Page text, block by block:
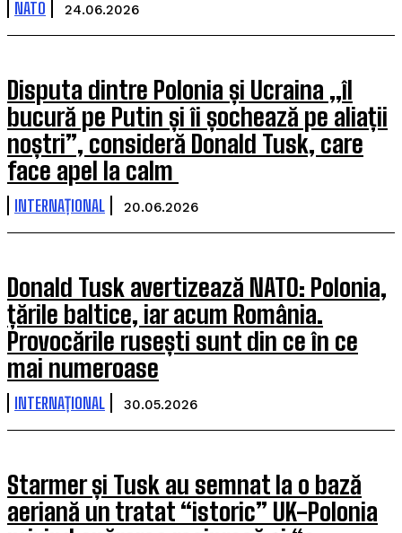
NATO 24.06.2026
Disputa dintre Polonia și Ucraina „îl
bucură pe Putin și îi șochează pe aliații
noștri”, consideră Donald Tusk, care
face apel la calm
INTERNAȚIONAL 20.06.2026
Donald Tusk avertizează NATO: Polonia,
țările baltice, iar acum România.
Provocările rusești sunt din ce în ce
mai numeroase
INTERNAȚIONAL 30.05.2026
Starmer și Tusk au semnat la o bază
aeriană un tratat “istoric” UK-Polonia